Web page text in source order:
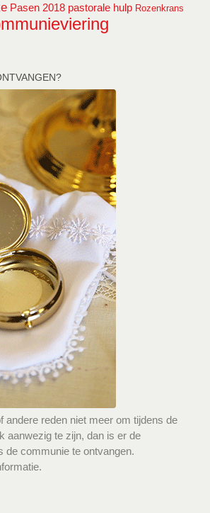
Pasen 2018 pastorale hulp Rozenkrans
andere reden niet meer om tijdens de
aanwezig te zijn, dan is er de
de communie te ontvangen.